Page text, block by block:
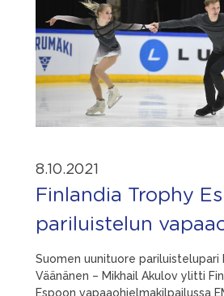
8.10.2021
Finlandia Trophy
pariluistelun
Suomen uunituore pariluistelupari
Väänänen – Mikhail Akulov ylitti
Espoon vapaaohjelmakilpailussa